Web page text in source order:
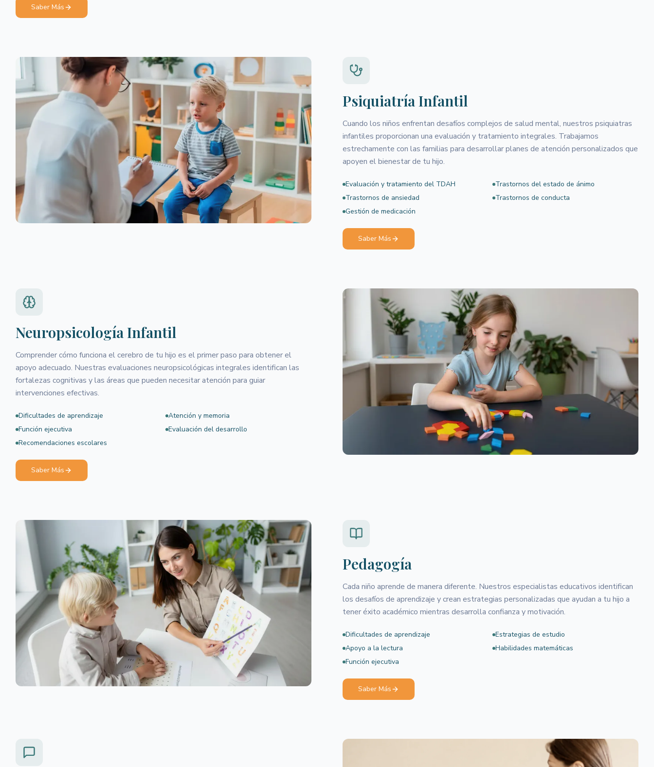
Saber Más
Psiquiatría Infantil
Cuando los niños enfrentan desafíos complejos de salud mental, nuestros psiquiatras
infantiles proporcionan una evaluación y tratamiento integrales. Trabajamos
estrechamente con las familias para desarrollar planes de atención personalizados que
apoyen el bienestar de tu hijo.
Evaluación y tratamiento del TDAH
Trastornos del estado de ánimo
Trastornos de ansiedad
Trastornos de conducta
Gestión de medicación
Saber Más
Neuropsicología Infantil
Comprender cómo funciona el cerebro de tu hijo es el primer paso para obtener el
apoyo adecuado. Nuestras evaluaciones neuropsicológicas integrales identifican las
fortalezas cognitivas y las áreas que pueden necesitar atención para guiar
intervenciones efectivas.
Dificultades de aprendizaje
Atención y memoria
Función ejecutiva
Evaluación del desarrollo
Recomendaciones escolares
Saber Más
Pedagogía
Cada niño aprende de manera diferente. Nuestros especialistas educativos identifican
los desafíos de aprendizaje y crean estrategias personalizadas que ayudan a tu hijo a
tener éxito académico mientras desarrolla confianza y motivación.
Dificultades de aprendizaje
Estrategias de estudio
Apoyo a la lectura
Habilidades matemáticas
Función ejecutiva
Saber Más